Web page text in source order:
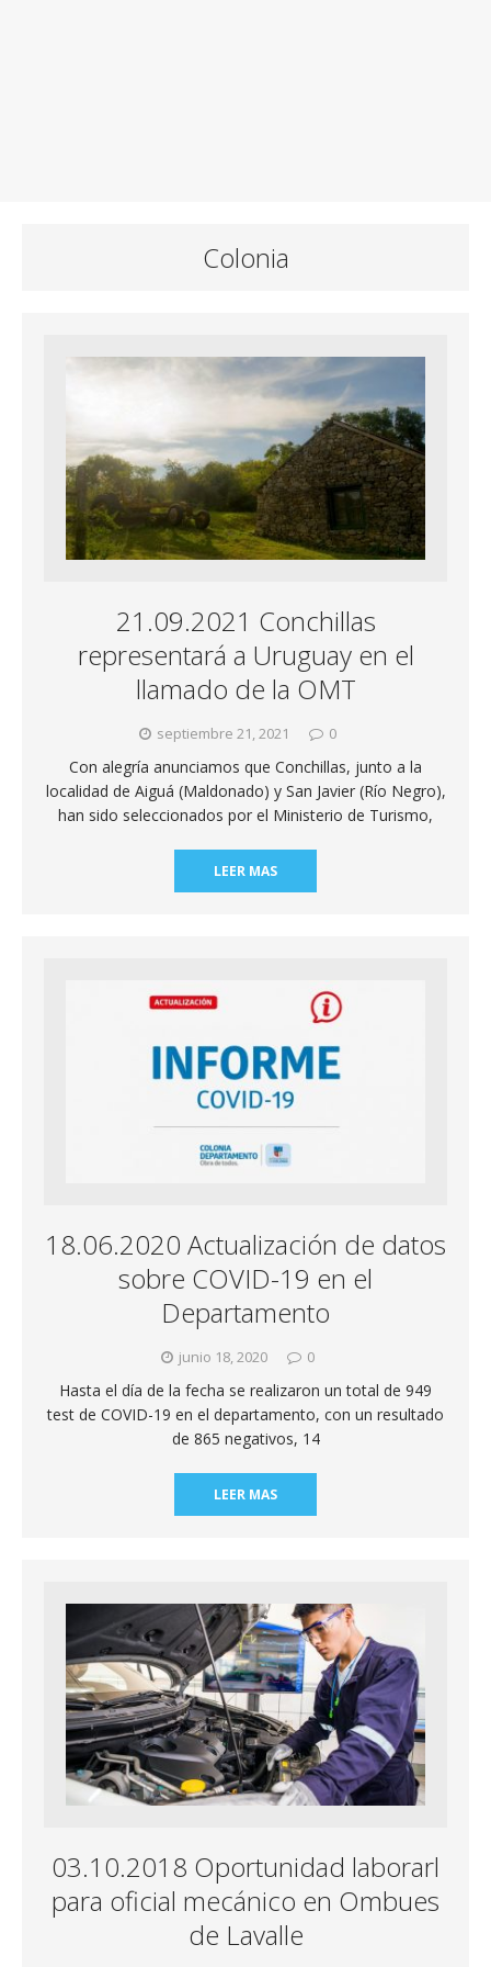
Colonia
21.09.2021 Conchillas
representará a Uruguay en el
llamado de la OMT
septiembre 21, 2021 0
Con alegría anunciamos que Conchillas, junto a la
localidad de Aiguá (Maldonado) y San Javier (Río Negro),
han sido seleccionados por el Ministerio de Turismo,
LEER MAS
18.06.2020 Actualización de datos
sobre COVID-19 en el
Departamento
junio 18, 2020 0
Hasta el día de la fecha se realizaron un total de 949
test de COVID-19 en el departamento, con un resultado
de 865 negativos, 14
LEER MAS
03.10.2018 Oportunidad laborarl
para oficial mecánico en Ombues
de Lavalle